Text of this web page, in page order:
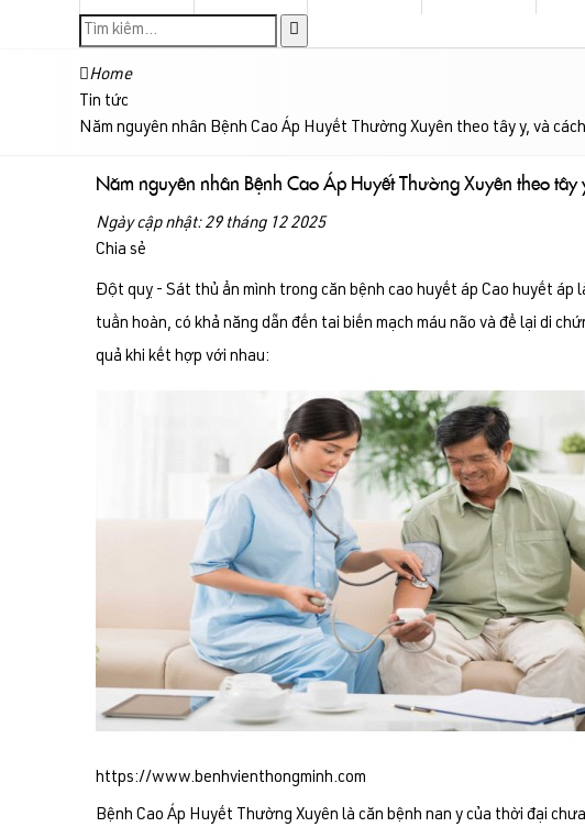
Home
Tin tức
Năm nguyên nhân Bệnh Cao Áp Huyết Thường Xuyên theo tây y, và
Năm nguyên nhân Bệnh Cao Áp Huyết Thường Xuyên theo
Ngày cập nhật: 29 tháng 12 2025
Chia sẻ
Đột quỵ - Sát thủ ẩn mình trong căn bệnh cao huyết áp Cao huyết áp
tuần hoàn, có khả năng dẫn đến tai biến mạch máu não và để lại di
quả khi kết hợp với nhau:
https://www.benhvienthongminh.com
Bệnh Cao Áp Huyết Thường Xuyên là căn bệnh nan y của thời đại